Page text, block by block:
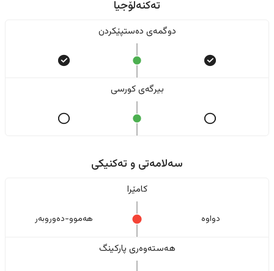
تەکنەلۆجیا
دوگمەی دەستپێکردن
بیرگەی کورسی
سەلامەتی و تەکنیکی
کامێرا
دواوە هەموو-دەوروبەر
هەستەوەری پارکینگ